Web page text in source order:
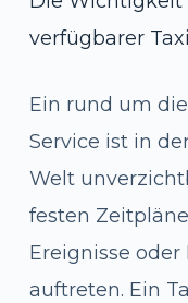
verfügbarer
Ein rund um
Service ist in
Welt
festen
Ereignisse
auftreten. Ein